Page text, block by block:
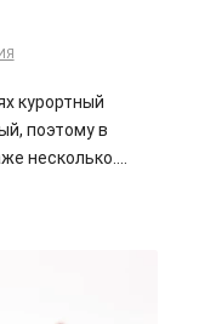
курортный
поэтому в
несколько.…